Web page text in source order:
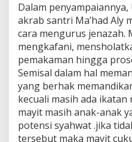
Dalam
akrab santri Ma’had Aly
cara mengurus jenazah.
mengkafani,
pemakaman hingga
Semisal dalam hal
yang berhak
kecuali masih ada
mayit masih anak-anak
potensi syahwat .jika
tersebut maka mayit